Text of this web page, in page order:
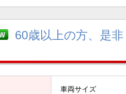
60歳以上の方、是
車両サイズ ：